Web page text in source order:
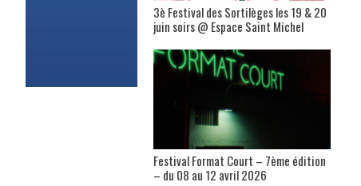
3è Festival des Sortilèges les 19 & 20
juin soirs @ Espace Saint Michel
Festival Format Court – 7ème édition
– du 08 au 12 avril 2026